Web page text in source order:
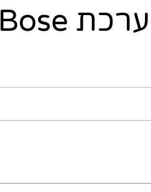
מתלה סנטר למערכת Bose